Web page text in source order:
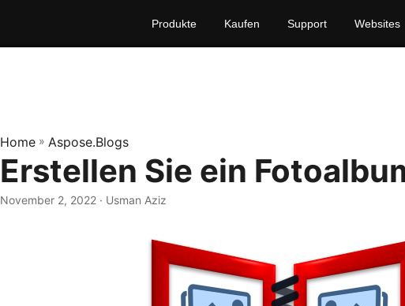
Produkte Kaufen Support Websites
Home » Aspose.Blogs
Erstellen Sie ein
November 2, 2022 · Usman Aziz